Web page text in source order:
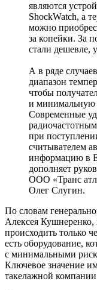
являются
ShockWatch, а
можно
за копейки. За
стали дешевле,
А в ряде
диапазон
чтобы
и минимальную
Современные
при
считывателем
информацию в
дополняет
ООО «Транс
Олег Слугин.
По словам
Алексея Кушнеренко,
происходить только
есть оборудование,
с минимальными
Ключевое значение
такелажной